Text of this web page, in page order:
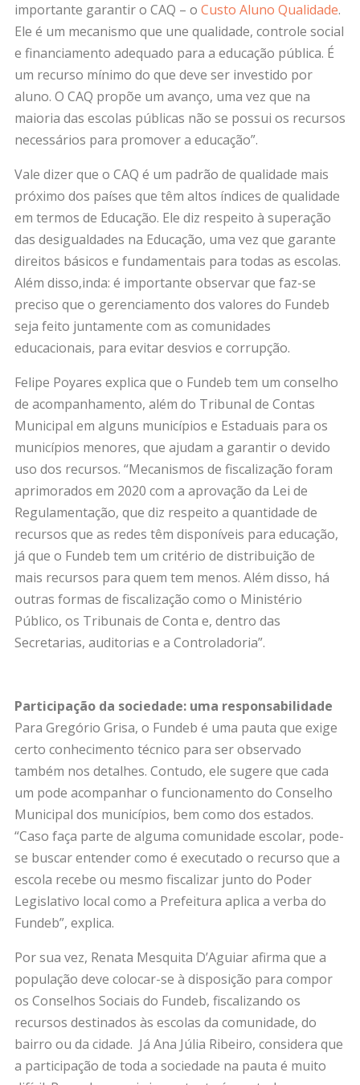
importante garantir o CAQ – o Custo Aluno Qualidade.
Ele é um mecanismo que une qualidade, controle social
e financiamento adequado para a educação pública. É
um recurso mínimo do que deve ser investido por
aluno. O CAQ propõe um avanço, uma vez que na
maioria das escolas públicas não se possui os recursos
necessários para promover a educação”.
Vale dizer que o CAQ é um padrão de qualidade mais
próximo dos países que têm altos índices de qualidade
em termos de Educação. Ele diz respeito à superação
das desigualdades na Educação, uma vez que garante
direitos básicos e fundamentais para todas as escolas.
Além disso,inda: é importante observar que faz-se
preciso que o gerenciamento dos valores do Fundeb
seja feito juntamente com as comunidades
educacionais, para evitar desvios e corrupção.
Felipe Poyares explica que o Fundeb tem um conselho
de acompanhamento, além do Tribunal de Contas
Municipal em alguns municípios e Estaduais para os
municípios menores, que ajudam a garantir o devido
uso dos recursos. “Mecanismos de fiscalização foram
aprimorados em 2020 com a aprovação da Lei de
Regulamentação, que diz respeito a quantidade de
recursos que as redes têm disponíveis para educação,
já que o Fundeb tem um critério de distribuição de
mais recursos para quem tem menos. Além disso, há
outras formas de fiscalização como o Ministério
Público, os Tribunais de Conta e, dentro das
Secretarias, auditorias e a Controladoria”.
Participação da sociedade: uma responsabilidade
Para Gregório Grisa, o Fundeb é uma pauta que exige
certo conhecimento técnico para ser observado
também nos detalhes. Contudo, ele sugere que cada
um pode acompanhar o funcionamento do Conselho
Municipal dos municípios, bem como dos estados.
“Caso faça parte de alguma comunidade escolar, pode-
se buscar entender como é executado o recurso que a
escola recebe ou mesmo fiscalizar junto do Poder
Legislativo local como a Prefeitura aplica a verba do
Fundeb”, explica.
Por sua vez, Renata Mesquita D’Aguiar afirma que a
população deve colocar-se à disposição para compor
os Conselhos Sociais do Fundeb, fiscalizando os
recursos destinados às escolas da comunidade, do
bairro ou da cidade. Já Ana Júlia Ribeiro, considera que
a participação de toda a sociedade na pauta é muito